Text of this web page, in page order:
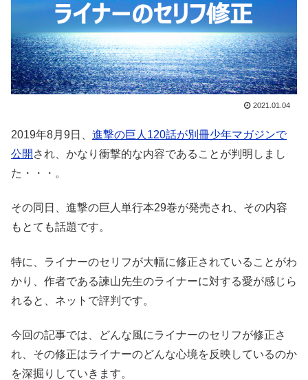
2021.01.04
2019年8月9日、 進撃の巨人120話が別冊少年マガジンで
公開 され、かなり衝撃的な内容であることが判明しまし
た・・・。
その同日、進撃の巨人単行本29巻が発売され、その内容
もとても話題です。
特に、ライナーのセリフが大幅に修正されていることがわ
かり、作者である諫山先生のライナーに対する愛が感じら
れると、ネットで評判です。
今回の記事では、どんな風にライナーのセリフが修正さ
れ、その修正はライナーのどんな心境を反映しているのか
を深掘りしていきます。